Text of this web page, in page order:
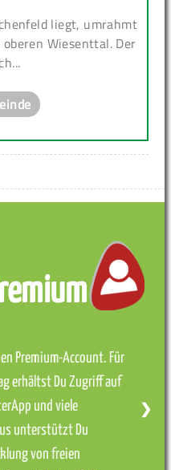
liegt, umrahmt
Wiesenttal. Der
Premium-Account. Für
erhältst Du Zugriff auf
und viele
unterstützt Du
von freien
❯